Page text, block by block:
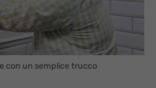
con un semplice trucco